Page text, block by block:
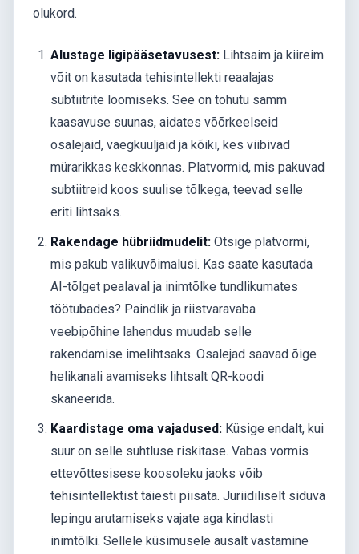
olukord.
Alustage ligipääsetavusest: Lihtsaim ja kiireim
võit on kasutada tehisintellekti reaalajas
subtiitrite loomiseks. See on tohutu samm
kaasavuse suunas, aidates võõrkeelseid
osalejaid, vaegkuuljaid ja kõiki, kes viibivad
mürarikkas keskkonnas. Platvormid, mis pakuvad
subtiitreid koos suulise tõlkega, teevad selle
eriti lihtsaks.
Rakendage hübriidmudelit: Otsige platvormi,
mis pakub valikuvõimalusi. Kas saate kasutada
AI-tõlget pealaval ja inimtõlke tundlikumates
töötubades? Paindlik ja riistvaravaba
veebipõhine lahendus muudab selle
rakendamise imelihtsaks. Osalejad saavad õige
helikanali avamiseks lihtsalt QR-koodi
skaneerida.
Kaardistage oma vajadused: Küsige endalt, kui
suur on selle suhtluse riskitase. Vabas vormis
ettevõttesisese koosoleku jaoks võib
tehisintellektist täiesti piisata. Juriidiliselt siduva
lepingu arutamiseks vajate aga kindlasti
inimtõlki. Sellele küsimusele ausalt vastamine